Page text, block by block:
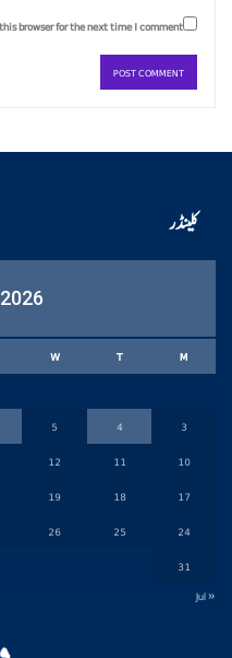
browser for the next time I comment.
کلینڈر
M
T
W
3
4
5
10
11
12
17
18
19
24
25
26
31
« Jul